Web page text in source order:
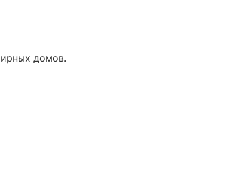
домов.